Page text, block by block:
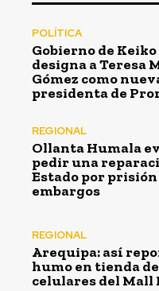
POLÍTICA
Gobierno de
designa a Teresa
Gómez como
presidenta de
REGIONAL
Ollanta Humala
pedir una
Estado por prisión
embargos
REGIONAL
Arequipa: así
humo en tienda de
celulares del Mall